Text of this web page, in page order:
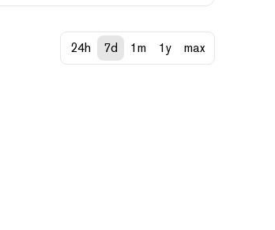
24h 7d 1m 1y max